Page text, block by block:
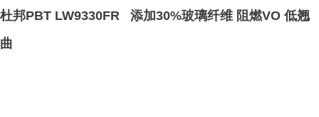
杜邦PBT LW9330FR 添加30%玻璃纤维 阻燃VO 低翘
曲